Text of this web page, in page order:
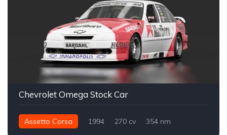
Chevrolet Omega Stock Car
Assetto Corsa 1994 270 cv
354 nm